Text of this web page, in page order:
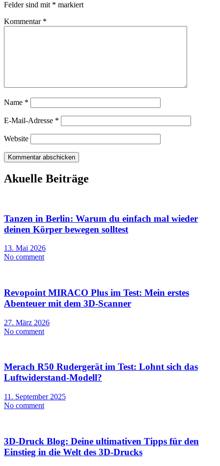
Felder sind mit * markiert
Kommentar *
Name *
E-Mail-Adresse *
Website
Akuelle Beiträge
Tanzen in Berlin: Warum du einfach mal wieder
deinen Körper bewegen solltest
13. Mai 2026
No comment
Revopoint MIRACO Plus im Test: Mein erstes
Abenteuer mit dem 3D-Scanner
27. März 2026
No comment
Merach R50 Rudergerät im Test: Lohnt sich das
Luftwiderstand-Modell?
11. September 2025
No comment
3D-Druck Blog: Deine ultimativen Tipps für den
Einstieg in die Welt des 3D-Drucks